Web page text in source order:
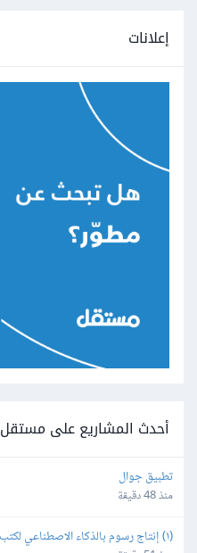
إعلانات
أحدث المشاريع على مستقل
تطبيق جوال
منذ 48 دقيقة
(١) إنتاج رسوم بالذكاء الاصطناعي لكتب أطفال